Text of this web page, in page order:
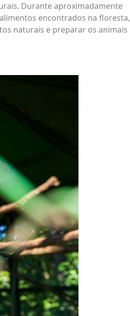
Durante aproximadamente
encontrados na floresta,
naturais e preparar os animais